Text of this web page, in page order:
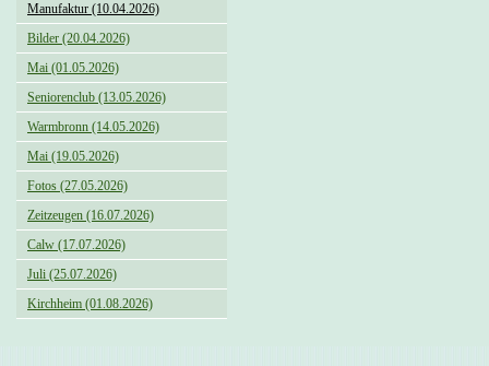
Manufaktur (10.04.2026)
Bilder (20.04.2026)
Mai (01.05.2026)
Seniorenclub (13.05.2026)
Warmbronn (14.05.2026)
Mai (19.05.2026)
Fotos (27.05.2026)
Zeitzeugen (16.07.2026)
Calw (17.07.2026)
Juli (25.07.2026)
Kirchheim (01.08.2026)